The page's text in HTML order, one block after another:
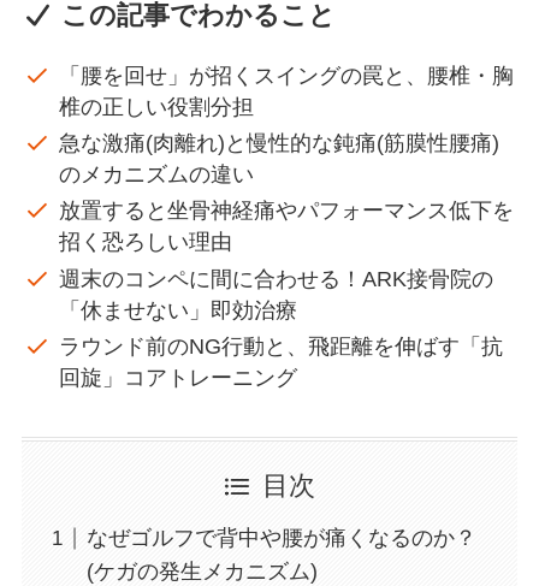
この記事でわかること
「腰を回せ」が招くスイングの罠と、腰椎・胸
椎の正しい役割分担
急な激痛(肉離れ)と慢性的な鈍痛(筋膜性腰痛)
のメカニズムの違い
放置すると坐骨神経痛やパフォーマンス低下を
招く恐ろしい理由
週末のコンペに間に合わせる！ARK接骨院の
「休ませない」即効治療
ラウンド前のNG行動と、飛距離を伸ばす「抗
回旋」コアトレーニング
目次
なぜゴルフで背中や腰が痛くなるのか？
(ケガの発生メカニズム)